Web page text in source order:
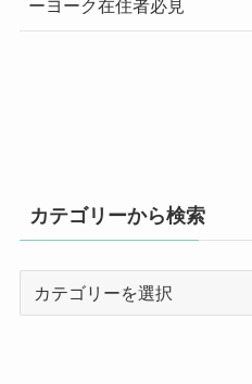
ーヨーク在住者必見
カテゴリーから検索